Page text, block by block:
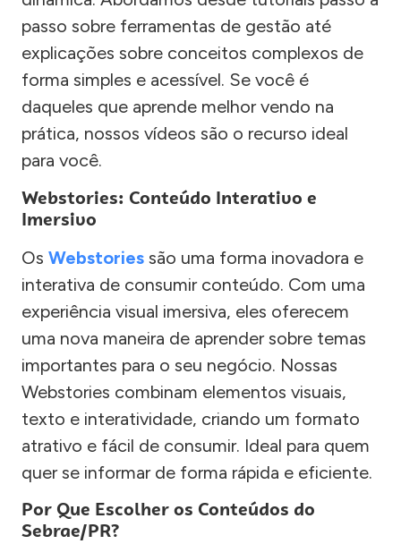
passo sobre ferramentas de gestão até
explicações sobre conceitos complexos de
forma simples e acessível. Se você é
daqueles que aprende melhor vendo na
prática, nossos vídeos são o recurso ideal
para você.
Webstories: Conteúdo Interativo e
Imersivo
Os Webstories são uma forma inovadora e
interativa de consumir conteúdo. Com uma
experiência visual imersiva, eles oferecem
uma nova maneira de aprender sobre temas
importantes para o seu negócio. Nossas
Webstories combinam elementos visuais,
texto e interatividade, criando um formato
atrativo e fácil de consumir. Ideal para quem
quer se informar de forma rápida e eficiente.
Por Que Escolher os Conteúdos do
Sebrae/PR?